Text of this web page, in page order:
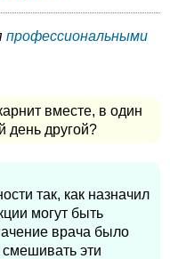
профессиональными
вместе, в один
день другой?
так, как назначил
могут быть
врача было
эти